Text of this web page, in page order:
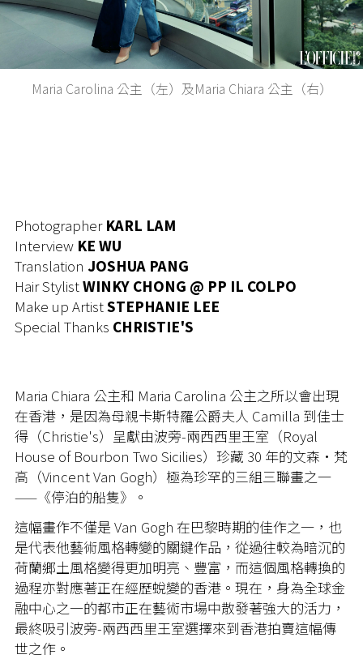
Maria Carolina 公主（左）及Maria Chiara 公主（右）
Photographer KARL LAM
Interview KE WU
Translation JOSHUA PANG
Hair StylistWINKY CHONG @ PP IL COLPO
Make up ArtistSTEPHANIE LEE
Special Thanks CHRISTIE'S
Maria Chiara 公主和 Maria Carolina 公主之所以會出現
在香港，是因為母親卡斯特羅公爵夫人 Camilla 到佳士
得（Christie's）呈獻由波旁-兩西西里王室（Royal
House of Bourbon Two Sicilies）珍藏 30 年的文森·梵
高（Vincent Van Gogh）極為珍罕的三組三聯畫之一
——《停泊的船隻》。
這幅畫作不僅是 Van Gogh 在巴黎時期的佳作之一，也
是代表他藝術風格轉變的關鍵作品，從過往較為暗沉的
荷蘭鄉土風格變得更加明亮、豐富，而這個風格轉換的
過程亦對應著正在經歷蛻變的香港。現在，身為全球金
融中心之一的都市正在藝術市場中散發著強大的活力，
最終吸引波旁-兩西西里王室選擇來到香港拍賣這幅傳
世之作。